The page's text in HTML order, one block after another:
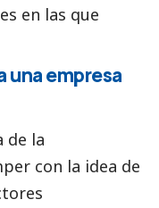
en las que
una empresa
de la
con la idea de